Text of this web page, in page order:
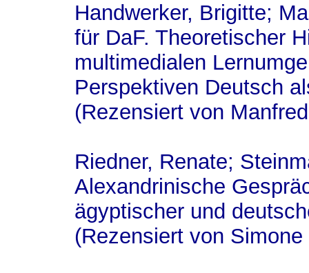
Handwerker, Brigitte;
für DaF. Theoretischer
multimedialen
Perspektiven Deutsch
(Rezensiert von
Riedner, Renate;
Alexandrinische
ägyptischer und
(Rezensiert von